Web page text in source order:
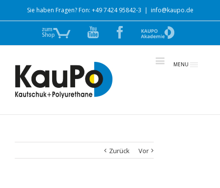
Sie haben Fragen? Fon: +49 7424 95842-3 | info@kaupo.de
Zum
Shop
YouTube Facebook
zur
Akademie
MENU
Zurück Vor